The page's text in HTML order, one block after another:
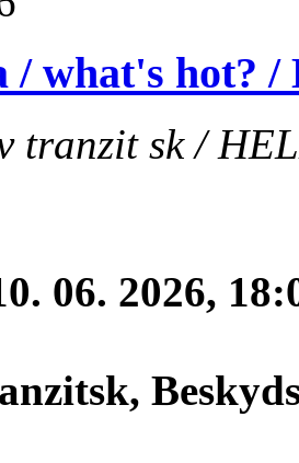
/ what's hot?
tranzit sk /
06. 2026,